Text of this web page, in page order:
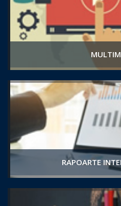
RAPOARTE